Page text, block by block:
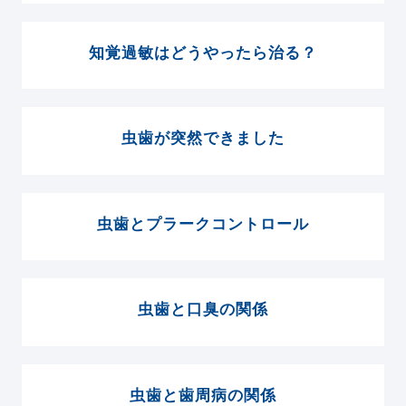
知覚過敏はどうやったら治る？
虫歯が突然できました
虫歯とプラークコントロール
虫歯と口臭の関係
虫歯と歯周病の関係